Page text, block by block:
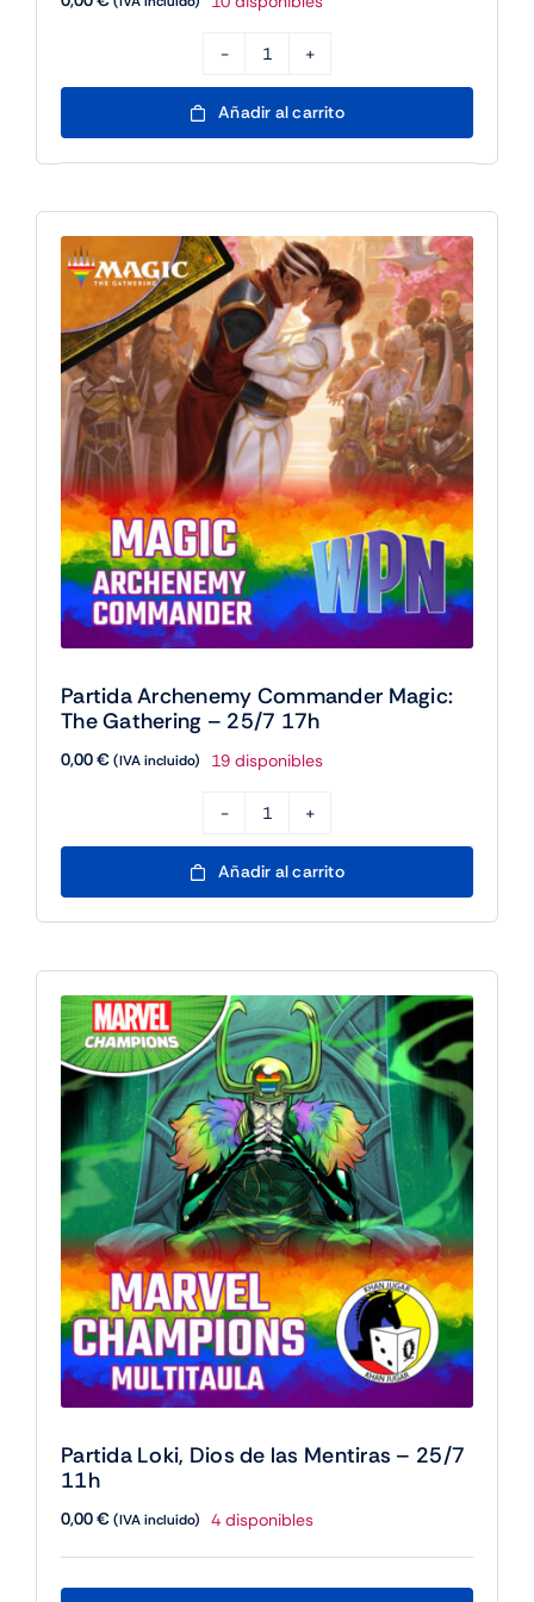
Lorcana
17h
cantidad
Añadir al carrito
Partida Archenemy Commander Magic:
The Gathering – 25/7 17h
0,00€(IVA incluido) 19 disponibles
Magic:
-
25/7
17h
cantidad
Añadir al carrito
Partida Loki, Dios de las Mentiras – 25/7
11h
0,00€(IVA incluido) 4 disponibles
Este